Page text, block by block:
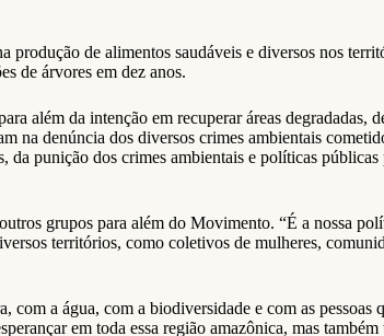
produção de alimentos saudáveis e diversos nos
de árvores em dez anos.
da intenção em recuperar áreas degradadas,
na denúncia dos diversos crimes ambientais
punição dos crimes ambientais e políticas
grupos para além do Movimento. “É a nossa
territórios, como coletivos de mulheres,
a água, com a biodiversidade e com as
em toda essa região amazônica, mas